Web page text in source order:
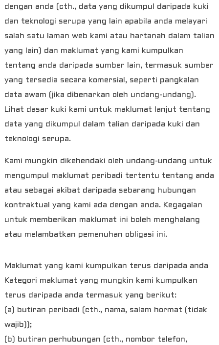
dengan anda (cth., data yang dikumpul daripada kuki
dan teknologi serupa yang lain apabila anda melayari
salah satu laman web kami atau hartanah dalam talian
yang lain) dan maklumat yang kami kumpulkan
tentang anda daripada sumber lain, termasuk sumber
yang tersedia secara komersial, seperti pangkalan
data awam (jika dibenarkan oleh undang-undang).
Lihat dasar kuki kami untuk maklumat lanjut tentang
data yang dikumpul dalam talian daripada kuki dan
teknologi serupa.
Kami mungkin dikehendaki oleh undang-undang untuk
mengumpul maklumat peribadi tertentu tentang anda
atau sebagai akibat daripada sebarang hubungan
kontraktual yang kami ada dengan anda. Kegagalan
untuk memberikan maklumat ini boleh menghalang
atau melambatkan pemenuhan obligasi ini.
Maklumat yang kami kumpulkan terus daripada anda
Kategori maklumat yang mungkin kami kumpulkan
terus daripada anda termasuk yang berikut:
(a) butiran peribadi (cth., nama, salam hormat (tidak
wajib));
(b) butiran perhubungan (cth., nombor telefon,